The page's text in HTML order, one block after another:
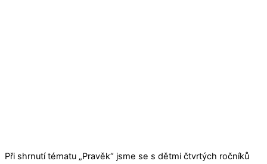
Při shrnutí tématu „Pravěk“ jsme se s dětmi čtvrtých ročníků